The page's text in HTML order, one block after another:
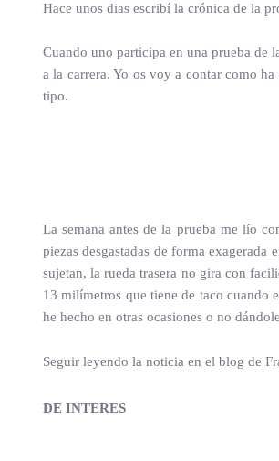
Hace unos dias escribí la crónica de la
Cuando uno participa en una prueba de
a la carrera. Yo os voy a contar como
tipo.
La semana antes de la prueba me lío
piezas desgastadas de forma
sujetan, la rueda trasera no gira con
13 milímetros que tiene de taco cuando
he hecho en otras ocasiones o no
Seguir leyendo la noticia en el blog de
DE INTERES